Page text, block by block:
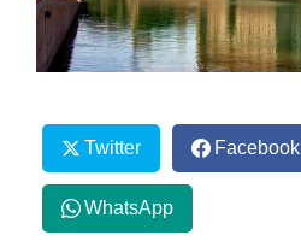
Twitter Facebook
WhatsApp